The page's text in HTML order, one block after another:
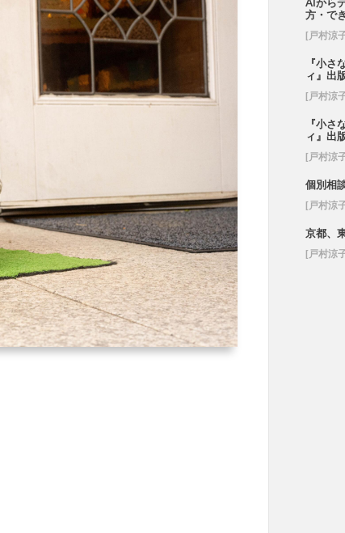
方・で
[戸村涼
『小
ィ』出
[戸村涼
『小
ィ』出
[戸村涼
個別相
[戸村涼
京都、
[戸村涼